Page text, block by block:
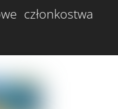
członkostwa